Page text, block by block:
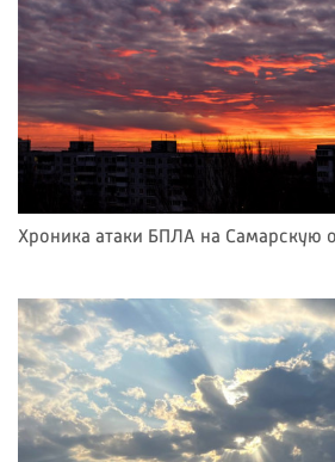
Хроника атаки БПЛА на Самарскую